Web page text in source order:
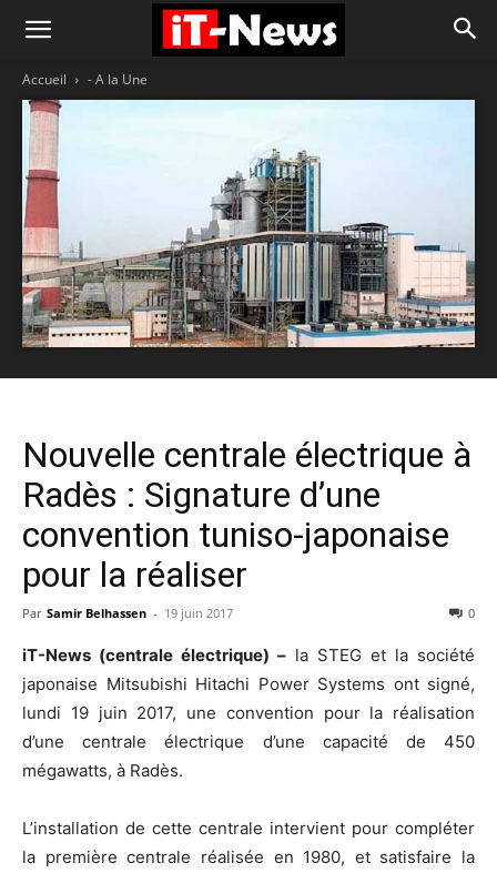
Accueil - A la Une
Nouvelle centrale électrique à
Radès : Signature d’une
convention tuniso-japonaise
pour la réaliser
Par Samir Belhassen - 19 juin 2017 0
iT-News (centrale électrique) – la STEG et la société
japonaise Mitsubishi Hitachi Power Systems ont signé,
lundi 19 juin 2017, une convention pour la réalisation
d’une centrale électrique d’une capacité de 450
mégawatts, à Radès.
L’installation de cette centrale intervient pour compléter
la première centrale réalisée en 1980, et satisfaire la